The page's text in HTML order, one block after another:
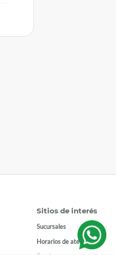
Sitios de interés
Sucursales
Horarios de atención